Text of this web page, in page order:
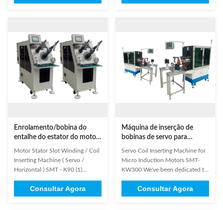
machines for induction motors
Inserting Machine, etc. Design
and manufacturing of products
are ...
and wedge in the mid of slot into
inserting is by servo ...
Enrolamento/bobina do
entalhe do estator do motor
que introduz a máquina
(servo/horizontal) SMT - K90
Motor Stator Slot Winding / Coil
Inserting Machine ( Servo /
Horizontal ) SMT - K90 (1)
coil inserting machines apply to
micro induction motors such as
Consultar Agora
Máquina de inserção de
bobinas de servo para
diâmetro de fio de 0,2-1,2
mm e estator de 110-210
mm com sistema de servo
Servo Coil Inserting Machine for
Micro Induction Motors SMT-
KW300 We've been dedicated to
machines for induction motors
production for many years, such
Consultar Agora